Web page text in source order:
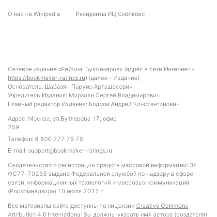
моментов при угловых и штрафных ударах.
Прогноз и рекомендации по ставкам
Учитывая форму и статистику, можно ожидать
Вероятность того, что обе команды забьют,
достаточно высока – около 65%. Также стоит
обратить внимание на тотал больше 3.5, учитывая
соперников. Виннум Вулвз, играя дома, имеют
небольшой перевес, но Истерн Субурбс не
уступают в стабильности. Рекомендуется
рассмотреть ставку на обе команды забьют и
О нас на Wikipedia Резиденты ИЦ Сколково
Сетевое издание «Рейтинг Букмекеров» (адрес в сети Интернет -
https://bookmaker-ratings.ru) (далее - Издание)
Основатель: Шабазян Паруйр Арташесович
Учредитель Издания: Мирзоян Сергей Владимирович
Главный редактор Издания: Бодров Андрей Константинович
Адрес: Москва, ул.Бутлерова 17, офис
259
Телефон: 8 800 777 76 76
E-mail: support@bookmaker-ratings.ru
Свидетельство о регистрации средств массовой информации: Эл
ФС77-70265 выдано Федеральной службой по надзору в сфере
связи, информационных технологий и массовых коммуникаций
(Роскомнадзора) 10 июля 2017 г.
Все материалы сайта доступны по лицензии Creative Commons
Attribution 4.0 International Вы должны указать имя автора (создателя)